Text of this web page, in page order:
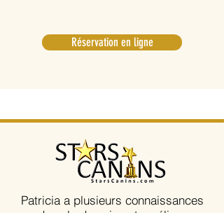
Réservation en ligne
Patricia a plusieurs connaissances